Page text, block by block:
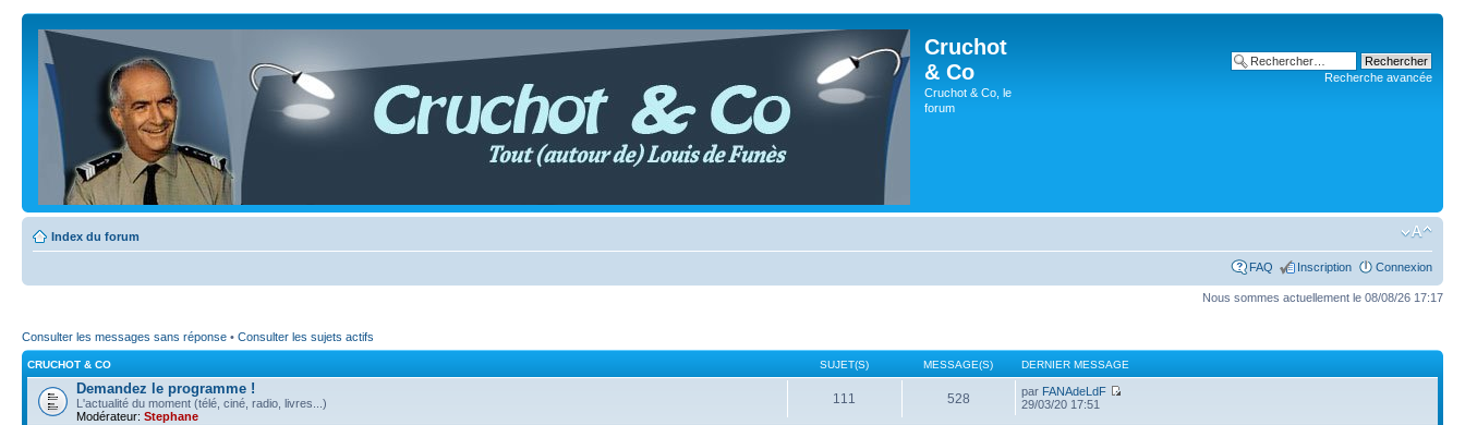
Cruchot
& Co
Cruchot & Co, le
forum
Recherche avancée
Index du forum
FAQ Inscription Connexion
Nous sommes actuellement le 08/08/26 17:17
Consulter les messages sans réponse • Consulter les sujets actifs
CRUCHOT & CO SUJET(S) MESSAGE(S) DERNIER MESSAGE
Demandez le programme !
L'actualité du moment (télé, ciné, radio, livres...)
Modérateur: Stephane
111 528 par FANAdeLdF
29/03/20 17:51